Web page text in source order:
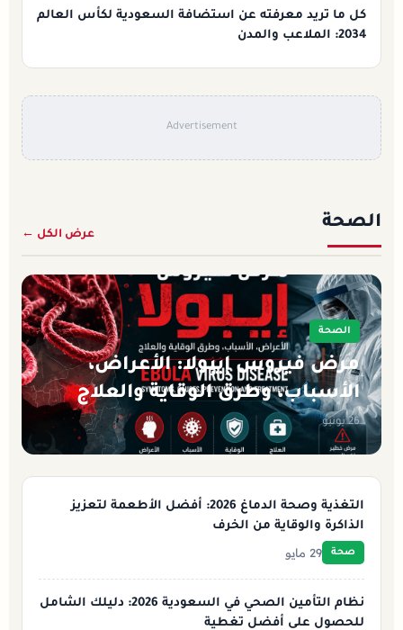
كل ما تريد معرفته عن استضافة السعودية لكأس العالم
2034: الملاعب والمدن
Advertisement
الصحة
عرض الكل ←
الصحة
مرض فيروس إيبولا: الأعراض،
الأسباب، وطرق الوقاية والعلاج
26 يونيو
التغذية وصحة الدماغ 2026: أفضل الأطعمة لتعزيز
الذاكرة والوقاية من الخرف
صحة 29 مايو
نظام التأمين الصحي في السعودية 2026: دليلك الشامل
للحصول على أفضل تغطية